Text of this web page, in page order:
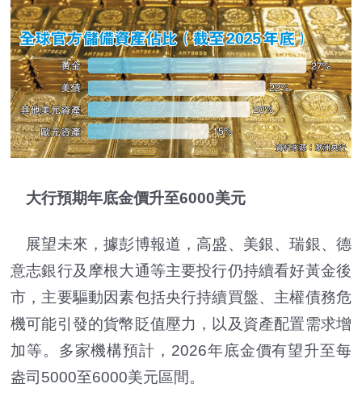
大行預期年底金價升至6000美元
展望未來，據彭博報道，高盛、美銀、瑞銀、德
意志銀行及摩根大通等主要投行仍持續看好黃金後
市，主要驅動因素包括央行持續買盤、主權債務危
機可能引發的貨幣貶值壓力，以及資產配置需求增
加等。多家機構預計，2026年底金價有望升至每
盎司5000至6000美元區間。